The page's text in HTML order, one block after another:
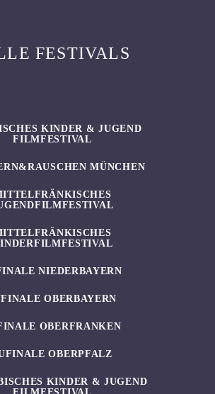
FESTIVALS
KINDER & JUGEND
FILMFESTIVAL
MÜNCHEN
NIEDERBAYERN
OBERBAYERN
OBERFRANKEN
OBERPFALZ
KINDER & JUGEND